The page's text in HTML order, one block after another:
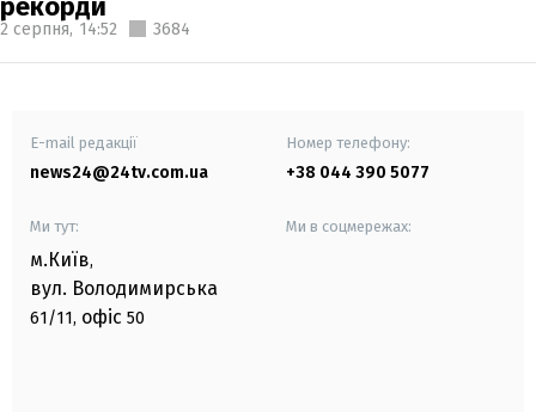
2 серпня, 14:52 3684
E-mail редакції
news24@24tv.com.ua
Номер телефону:
+38 044 390 5077
Ми тут:
м.Київ,
вул. Володимирська
61/11, офіс 50
Ми в соцмережах: